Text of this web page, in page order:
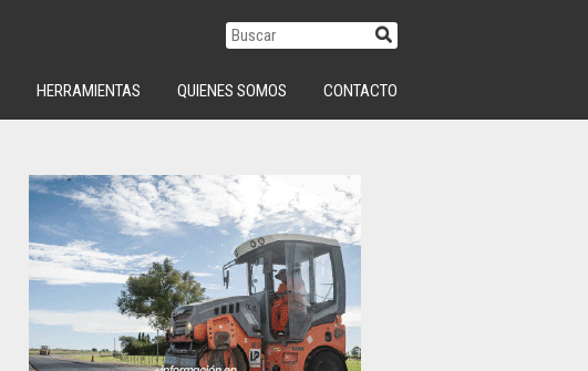
HERRAMIENTAS QUIENES SOMOS CONTACTO